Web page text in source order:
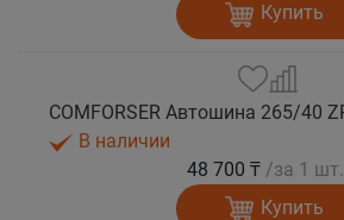
Купить
В наличии
48 700 ₸ /за 1 шт.
Купить